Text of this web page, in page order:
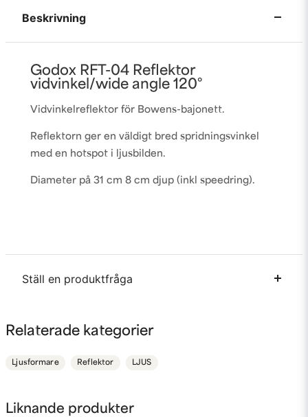
Liknande produkter
Beskrivning
Godox RFT-04 Reflektor
vidvinkel/wide angle 120°
Vidvinkelreflektor för Bowens-bajonett.
Reflektorn ger en väldigt bred spridningsvinkel
med en hotspot i ljusbilden.
Diameter på 31 cm 8 cm djup (inkl speedring).
Ställ en produktfråga
Fråga oss något om denna produkten...
Relaterade kategorier
Ljusformare Reflektor LJUS